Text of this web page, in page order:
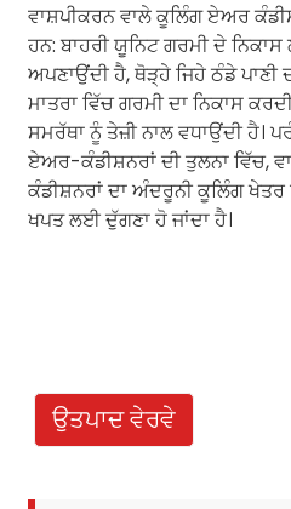
ਵਾਸ਼ਪੀਕਰਨ ਵਾਲੇ ਕੂਲਿੰਗ ਏਅਰ
ਹਨ: ਬਾਹਰੀ ਯੂਨਿਟ ਗਰਮੀ ਦੇ
ਅਪਣਾਉਂਦੀ ਹੈ, ਥੋੜ੍ਹੇ ਜਿਹੇ ਠੰਡੇ ਪਾਣੀ
ਮਾਤਰਾ ਵਿੱਚ ਗਰਮੀ ਦਾ ਨਿਕਾਸ
ਸਮਰੱਥਾ ਨੂੰ ਤੇਜ਼ੀ ਨਾਲ ਵਧਾਉਂਦੀ ਹੈ।
ਏਅਰ-ਕੰਡੀਸ਼ਨਰਾਂ ਦੀ ਤੁਲਨਾ ਵਿੱਚ,
ਕੰਡੀਸ਼ਨਰਾਂ ਦਾ ਅੰਦਰੂਨੀ ਕੂਲਿੰਗ ਖੇਤਰ
ਖਪਤ ਲਈ ਦੁੱਗਣਾ ਹੋ ਜਾਂਦਾ ਹੈ।
ਉਤਪਾਦ ਵੇਰਵੇ